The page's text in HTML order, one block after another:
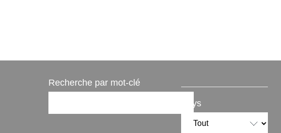
Recherche par mot-clé
Pays